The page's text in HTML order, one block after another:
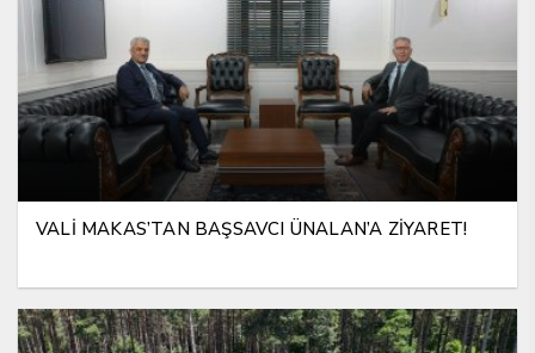
VALİ MAKAS’TAN BAŞSAVCI ÜNALAN’A ZİYARET!